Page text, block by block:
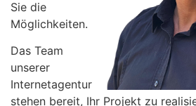
Sie die
Möglichkeiten.
Das Team
unserer
Internetagentur
stehen bereit, Ihr Projekt zu